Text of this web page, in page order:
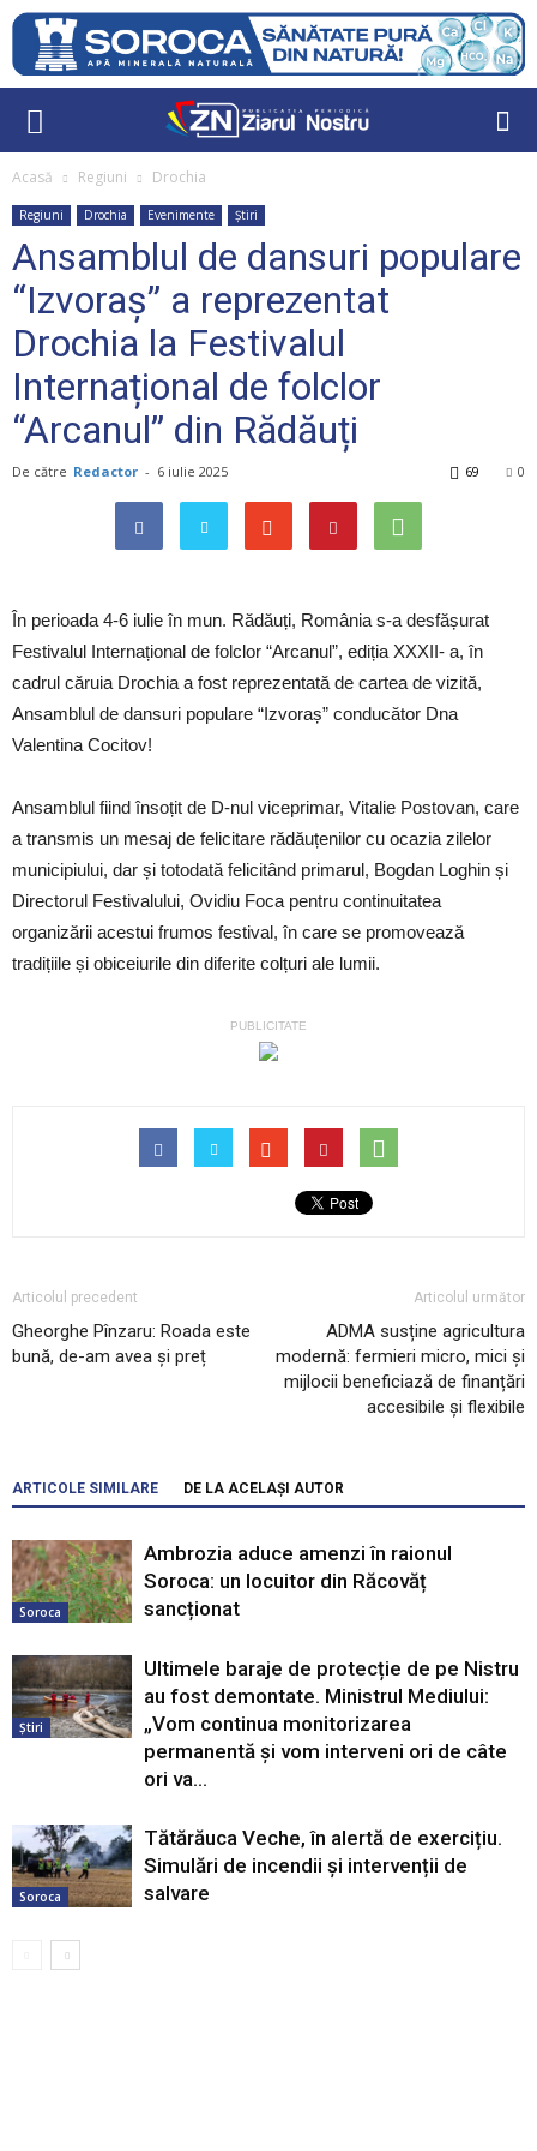
Acasă Regiuni Drochia
Regiuni Drochia Evenimente Știri
Ansamblul de dansuri populare
“Izvoraș” a reprezentat
Drochia la Festivalul
Internațional de folclor
“Arcanul” din Rădăuți
De către Redactor - 6 iulie 2025 0
69
În perioada 4-6 iulie în mun. Rădăuți, România s-a desfășurat
Festivalul Internațional de folclor “Arcanul”, ediția XXXII- a, în
cadrul căruia Drochia a fost reprezentată de cartea de vizită,
Ansamblul de dansuri populare “Izvoraș” conducător Dna
Valentina Cocitov!
Ansamblul fiind însoțit de D-nul viceprimar, Vitalie Postovan, care
a transmis un mesaj de felicitare rădăuțenilor cu ocazia zilelor
municipiului, dar și totodată felicitând primarul, Bogdan Loghin și
Directorul Festivalului, Ovidiu Foca pentru continuitatea
organizării acestui frumos festival, în care se promovează
tradițiile și obiceiurile din diferite colțuri ale lumii.
PUBLICITATE
Articolul precedent
Gheorghe Pînzaru: Roada este
bună, de-am avea și preț
Articolul următor
ADMA susține agricultura
modernă: fermieri micro, mici și
mijlocii beneficiază de finanțări
accesibile și flexibile
ARTICOLE SIMILARE DE LA ACELAȘI AUTOR
Soroca
Ambrozia aduce amenzi în raionul
Soroca: un locuitor din Răcovăț
sancționat
Știri
Ultimele baraje de protecție de pe Nistru
au fost demontate. Ministrul Mediului:
„Vom continua monitorizarea
permanentă și vom interveni ori de câte
ori va...
Soroca
Tătărăuca Veche, în alertă de exercițiu.
Simulări de incendii și intervenții de
salvare